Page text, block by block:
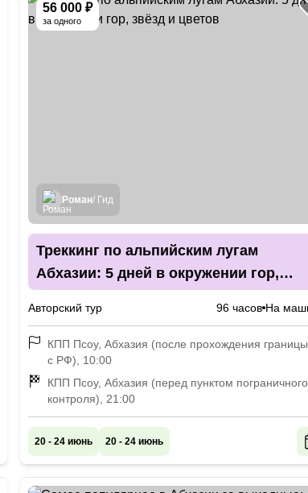
56 000 ₽
за одного
Роман/ Гид
Треккинг по альпийским лугам
Абхазии: 5 дней в окружении гор,
Авторский тур 96 часов На
КПП Псоу, Абхазия (после прохождения границы
с РФ), 10:00
КПП Псоу, Абхазия (перед пунктом пограничного
контроля), 21:00
20 - 24 июнь 20 - 24 июнь